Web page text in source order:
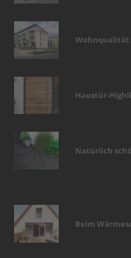
Haustür-
Natürlich
Beim